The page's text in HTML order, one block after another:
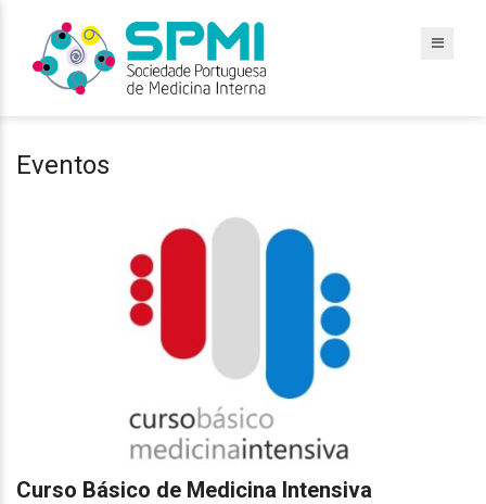
Eventos
Curso Básico de Medicina Intensiva